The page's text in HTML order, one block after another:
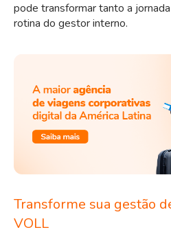
pode transformar tanto a
rotina do gestor interno.
Transforme sua gestão
VOLL